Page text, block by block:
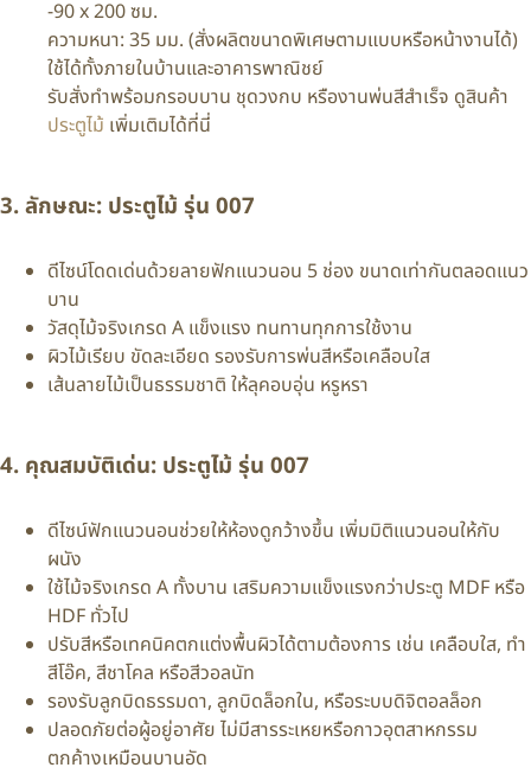
-90 x 200 ซม.
ความหนา: 35 มม. (สั่งผลิตขนาดพิเศษตามแบบหรือหน้างานได้)
ใช้ได้ทั้งภายในบ้านและอาคารพาณิชย์
รับสั่งทำพร้อมกรอบบาน ชุดวงกบ หรืองานพ่นสีสำเร็จ ดูสินค้า
ประตูไม้ เพิ่มเติมได้ที่นี่
3. ลักษณะ: ประตูไม้ รุ่น 007
ดีไซน์โดดเด่นด้วยลายฟักแนวนอน 5 ช่อง ขนาดเท่ากันตลอดแนว
บาน
วัสดุไม้จริงเกรด A แข็งแรง ทนทานทุกการใช้งาน
ผิวไม้เรียบ ขัดละเอียด รองรับการพ่นสีหรือเคลือบใส
เส้นลายไม้เป็นธรรมชาติ ให้ลุคอบอุ่น หรูหรา
4. คุณสมบัติเด่น: ประตูไม้ รุ่น 007
ดีไซน์ฟักแนวนอนช่วยให้ห้องดูกว้างขึ้น เพิ่มมิติแนวนอนให้กับ
ผนัง
ใช้ไม้จริงเกรด A ทั้งบาน เสริมความแข็งแรงกว่าประตู MDF หรือ
HDF ทั่วไป
ปรับสีหรือเทคนิคตกแต่งพื้นผิวได้ตามต้องการ เช่น เคลือบใส, ทำ
สีโอ๊ค, สีชาโคล หรือสีวอลนัท
รองรับลูกบิดธรรมดา, ลูกบิดล็อกใน, หรือระบบดิจิตอลล็อก
ปลอดภัยต่อผู้อยู่อาศัย ไม่มีสารระเหยหรือกาวอุตสาหกรรม
ตกค้างเหมือนบานอัด